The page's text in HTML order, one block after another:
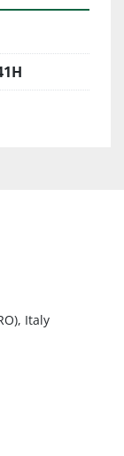
Italy